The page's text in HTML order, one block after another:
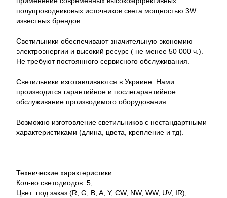
полупроводниковых источников света мощностью 3W
известных брендов.
Светильники обеспечивают значительную экономию
электроэнергии и высокий ресурс ( не менее 50 000 ч.).
Не требуют постоянного сервисного обслуживания.
Светильники изготавливаются в Украине. Нами
производится гарантийное и послегарантийное
обслуживание производимого оборудования.
Возможно изготовление светильников с нестандартными
характеристиками (длина, цвета, крепление и тд).
Технические характеристики:
Кол-во светодиодов: 5;
Цвет: под заказ (R, G, B, A, Y, CW, NW, WW, UV, IR);